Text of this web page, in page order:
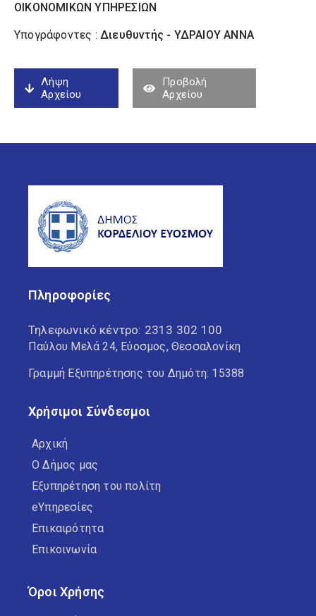
ΟΙΚΟΝΟΜΙΚΩΝ ΥΠΗΡΕΣΙΩΝ
Υπογράφοντες : Διευθυντής - ΥΔΡΑΙΟΥ ΑΝΝΑ
Λήψη
Αρχείου
Προβολή
Αρχείου
Πληροφορίες
Τηλεφωνικό κέντρο: 2313 302 100
Παύλου Μελά 24, Εύοσμος, Θεσσαλονίκη
Γραμμή Εξυπηρέτησης του Δημότη: 15388
Χρήσιμοι Σύνδεσμοι
Αρχική
Ο Δήμος μας
Εξυπηρέτηση του πολίτη
eΥπηρεσίες
Επικαιρότητα
Επικοινωνία
Όροι Χρήσης